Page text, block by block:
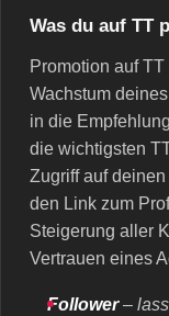
Was du auf TT
Promotion auf
Wachstum
in die
die wichtigsten
Zugriff auf
den Link zum
Steigerung aller
Vertrauen eines
Follower–